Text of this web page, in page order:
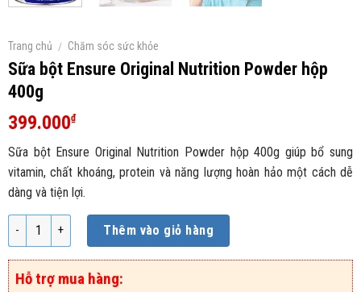
Trang chủ / Chăm sóc sức khỏe
Sữa bột Ensure Original Nutrition Powder hộp
400g
399.000₫
Sữa bột Ensure Original Nutrition Powder hộp 400g giúp bổ sung
vitamin, chất khoáng, protein và năng lượng hoàn hảo một cách dễ
dàng và tiện lợi.
Sữa bột Ensure Original Nutrition Powder hộp 400g số lượng
Thêm vào giỏ hàng
Hỗ trợ mua hàng: